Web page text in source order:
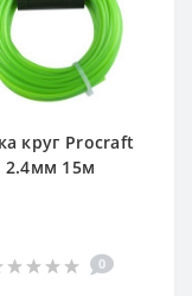
круг Procraft
2.4мм 15м
0